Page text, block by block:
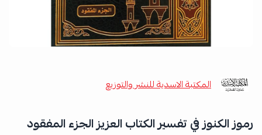
المكتبة الاسدية للنشر والتوزيع
رموز الكنوز في تفسير الكتاب العزيز الجزء المفقود